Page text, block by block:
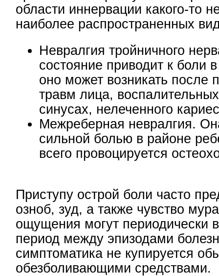
области иннервации какого-то
наиболее распространенных
Невралгия тройничного
состояние приводит к боли
оно может возникать после
травм лица,
синусах, нелеченного
Межреберная невралгия.
сильной болью в районе
всего провоцируется
Приступу острой боли часто
озноб, зуд, а также чувство
ощущения могут периодически
период между эпизодами
симптоматика не купируется
обезболивающими средствами.